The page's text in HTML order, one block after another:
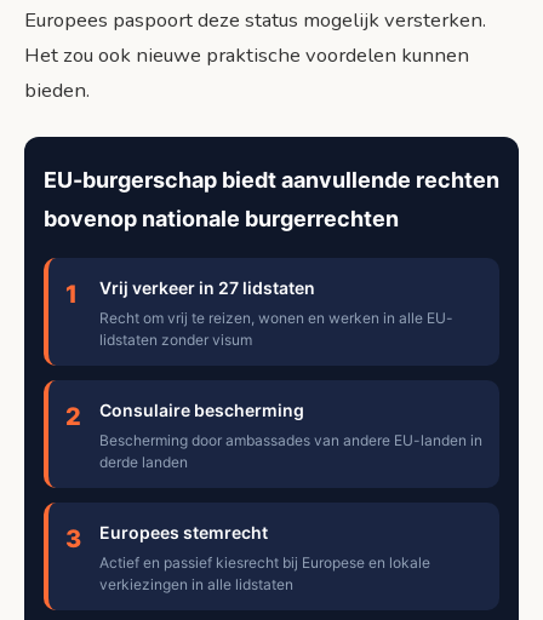
Europees paspoort deze status mogelijk versterken.
Het zou ook nieuwe praktische voordelen kunnen
bieden.
EU-burgerschap biedt aanvullende rechten
bovenop nationale burgerrechten
1 Vrij verkeer in 27 lidstaten
Recht om vrij te reizen, wonen en werken in alle EU-
lidstaten zonder visum
2 Consulaire bescherming
Bescherming door ambassades van andere EU-landen in
derde landen
3 Europees stemrecht
Actief en passief kiesrecht bij Europese en lokale
verkiezingen in alle lidstaten